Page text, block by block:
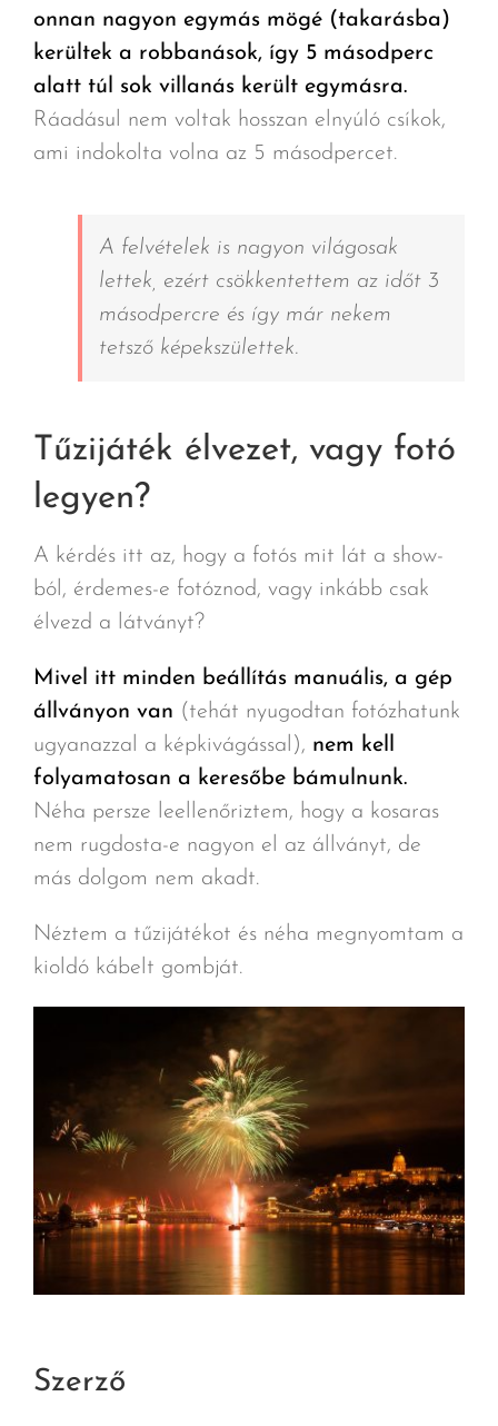
onnan nagyon egymás mögé (takarásba)
kerültek a robbanások, így 5 másodperc
alatt túl sok villanás került egymásra.
Ráadásul nem voltak hosszan elnyúló csíkok,
ami indokolta volna az 5 másodpercet.
A felvételek is nagyon világosak
lettek, ezért csökkentettem az időt 3
másodpercre és így már nekem
tetsző képekszülettek.
Tűzijáték élvezet, vagy fotó
legyen?
A kérdés itt az, hogy a fotós mit lát a show-
ból, érdemes-e fotóznod, vagy inkább csak
élvezd a látványt?
Mivel itt minden beállítás manuális, a gép
állványon van (tehát nyugodtan fotózhatunk
ugyanazzal a képkivágással), nem kell
folyamatosan a keresőbe bámulnunk.
Néha persze leellenőriztem, hogy a kosaras
nem rugdosta-e nagyon el az állványt, de
más dolgom nem akadt.
Néztem a tűzijátékot és néha megnyomtam a
kioldó kábelt gombját.
Szerző